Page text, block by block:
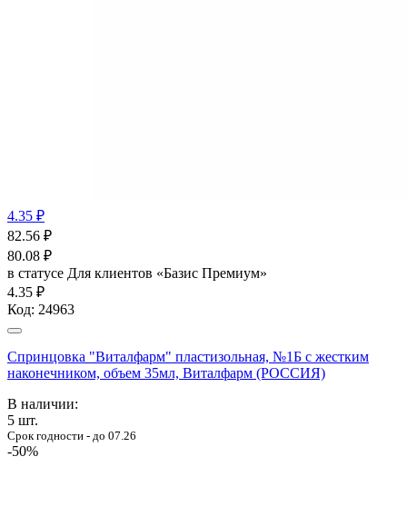
4.35 ₽
82.56 ₽
80.08 ₽
в статусе Для клиентов «Базис Премиум»
4.35 ₽
Код: 24963
Спринцовка "Виталфарм" пластизольная, №1Б с жестким
наконечником, объем 35мл, Виталфарм (РОССИЯ)
В наличии:
5 шт.
Срок годности - до 07.26
-50%